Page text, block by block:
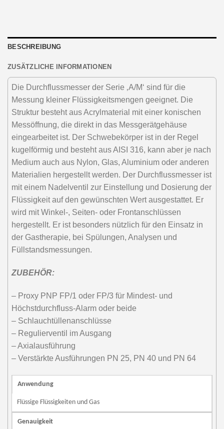
BESCHREIBUNG
ZUSÄTZLICHE INFORMATIONEN
Die Durchflussmesser der Serie ‚A/M‘ sind für die
Messung kleiner Flüssigkeitsmengen geeignet. Die
Struktur besteht aus Acrylmaterial mit einer konischen
Messöffnung, die direkt in das Messgerätgehäuse
eingearbeitet ist. Der Schwebekörper ist in der Regel
kugelförmig und besteht aus AISI 316, kann aber je nach
Medium auch aus Nylon, Glas, Aluminium oder anderen
Materialien hergestellt werden. Der Durchflussmesser ist
mit einem Nadelventil zur Einstellung und Dosierung der
Flüssigkeit auf den gewünschten Wert ausgestattet. Er
wird mit Winkel-, Seiten- oder Frontanschlüssen
hergestellt. Er ist besonders nützlich für den Einsatz in
der Gastherapie, bei Spülungen, Analysen und
Füllstandsmessungen.
ZUBEHÖR:
– Proxy PNP FP/1 oder FP/3 für Mindest- und
Höchstdurchfluss-Alarm oder beide
– Schlauchtüllenanschlüsse
– Regulierventil im Ausgang
– Axialausführung
– Verstärkte Ausführungen PN 25, PN 40 und PN 64
Anwendung
Flüssige Flüssigkeiten und Gas
Genauigkeit